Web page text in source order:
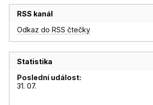
RSS kanál
Odkaz do RSS čtečky
Statistika
Poslední událost:
31. 07.